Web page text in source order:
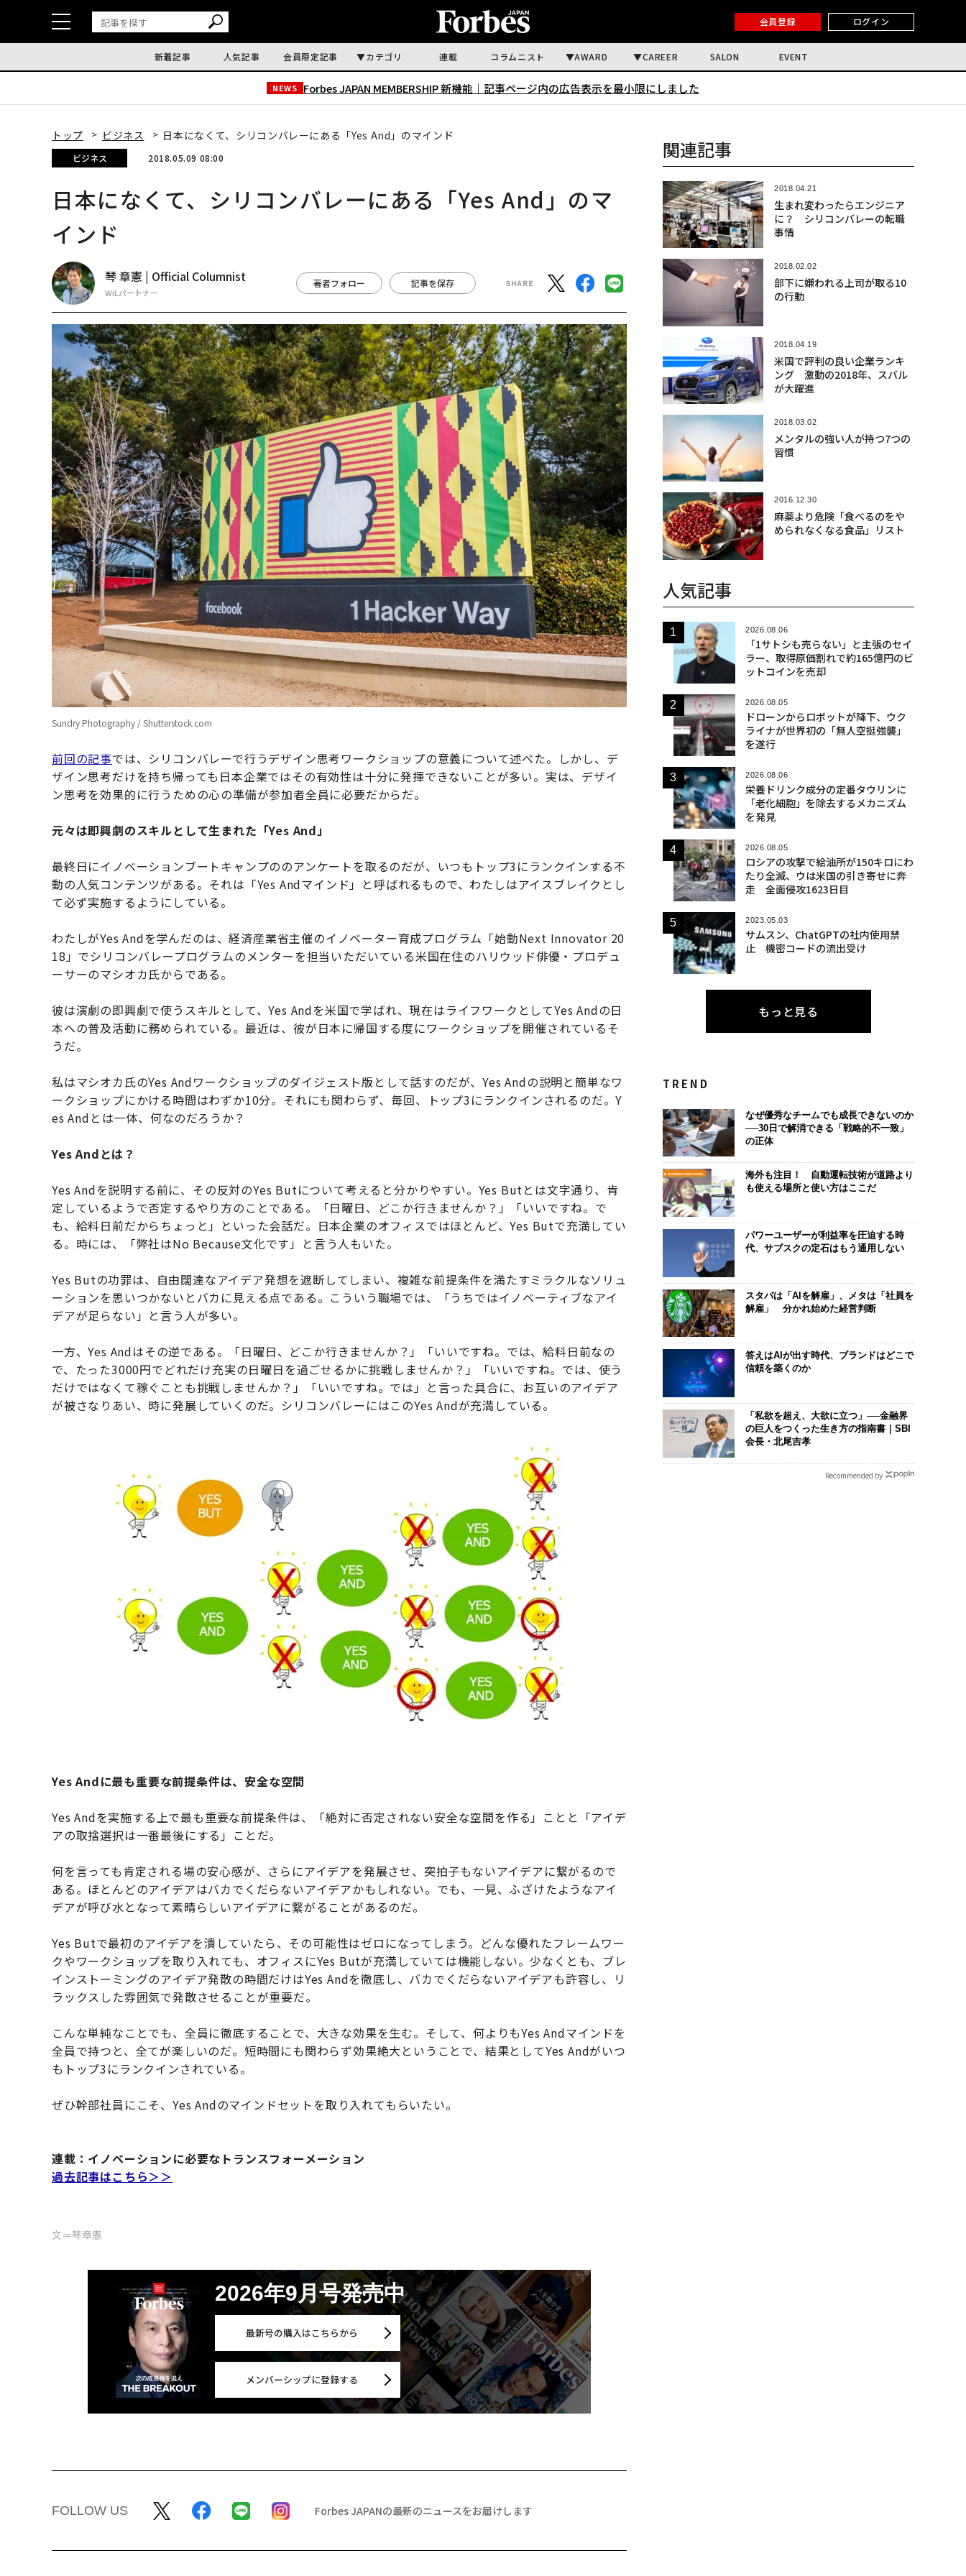
会員登録 ログイン
新着記事 人気記事 会員限定記事 カテゴリ 連載 コラムニスト AWARD CAREER SALON EVENT
NEWS Forbes JAPAN MEMBERSHIP 新機能｜ 記事ページ内の広告表示を最小限にしました
トップ ビジネス 日本になくて、シリコンバレーにある「Yes And」のマインド
ビジネス 2018.05.09 08:00
日本になくて、シリコンバレーにある「Yes And」のマ
インド
琴 章憲 | Official Columnist
WiLパートナー
著者フォロー 記事を保存
Sundry Photography / Shutterstock.com
前回の記事では、シリコンバレーで行うデザイン思考ワークショップの意義について述べた。しかし、デ
ザイン思考だけを持ち帰っても日本企業ではその有効性は十分に発揮できないことが多い。実は、デザイ
ン思考を効果的に行うための心の準備が参加者全員に必要だからだ。
元々は即興劇のスキルとして生まれた「Yes And」
最終日にイノベーションブートキャンプののアンケートを取るのだが、いつもトップ3にランクインする不
動の人気コンテンツがある。それは「Yes Andマインド」と呼ばれるもので、わたしはアイスブレイクとし
て必ず実施するようにしている。
わたしがYes Andを学んだのは、経済産業省主催のイノベーター育成プログラム「始動Next Innovator 20
18」でシリコンバレープログラムのメンターを担当いただいている米国在住のハリウッド俳優・プロデュ
ーサーのマシオカ氏からである。
彼は演劇の即興劇で使うスキルとして、Yes Andを米国で学ばれ、現在はライフワークとしてYes Andの日
本への普及活動に務められている。最近は、彼が日本に帰国する度にワークショップを開催されているそ
うだ。
私はマシオカ氏のYes Andワークショップのダイジェスト版として話すのだが、Yes Andの説明と簡単なワ
ークショップにかける時間はわずか10分。それにも関わらず、毎回、トップ3にランクインされるのだ。Y
es Andとは一体、何なのだろうか？
Yes Andとは？
Yes Andを説明する前に、その反対のYes Butについて考えると分かりやすい。Yes Butとは文字通り、肯
定しているようで否定するやり方のことである。「日曜日、どこか行きませんか？」「いいですね。で
も、給料日前だからちょっと」といった会話だ。日本企業のオフィスではほとんど、Yes Butで充満してい
る。時には、「弊社はNo Because文化です」と言う人もいた。
Yes Butの功罪は、自由闊達なアイデア発想を遮断してしまい、複雑な前提条件を満たすミラクルなソリュ
ーションを思いつかないとバカに見える点である。こういう職場では、「うちではイノベーティブなアイ
デアが足らない」と言う人が多い。
一方、Yes Andはその逆である。「日曜日、どこか行きませんか？」「いいですね。では、給料日前なの
で、たった3000円でどれだけ充実の日曜日を過ごせるかに挑戦しませんか？」「いいですね。では、使う
だけではなくて稼ぐことも挑戦しませんか？」「いいですね。では」と言った具合に、お互いのアイデア
が被さなりあい、時に発展していくのだ。シリコンバレーにはこのYes Andが充満している。
Yes Andに最も重要な前提条件は、安全な空間
Yes Andを実施する上で最も重要な前提条件は、「絶対に否定されない安全な空間を作る」ことと「アイデ
アの取捨選択は一番最後にする」ことだ。
何を言っても肯定される場の安心感が、さらにアイデアを発展させ、突拍子もないアイデアに繋がるので
ある。ほとんどのアイデアはバカでくだらないアイデアかもしれない。でも、一見、ふざけたようなアイ
デアが呼び水となって素晴らしいアイデアに繋がることがあるのだ。
Yes Butで最初のアイデアを潰していたら、その可能性はゼロになってしまう。どんな優れたフレームワー
クやワークショップを取り入れても、オフィスにYes Butが充満していては機能しない。少なくとも、ブレ
インストーミングのアイデア発散の時間だけはYes Andを徹底し、バカでくだらないアイデアも許容し、リ
ラックスした雰囲気で発散させることが重要だ。
こんな単純なことでも、全員に徹底することで、大きな効果を生む。そして、何よりもYes Andマインドを
全員で持つと、全てが楽しいのだ。短時間にも関わらず効果絶大ということで、結果としてYes Andがいつ
もトップ3にランクインされている。
ぜひ幹部社員にこそ、Yes Andのマインドセットを取り入れてもらいたい。
連載：イノベーションに必要なトランスフォーメーション
過去記事はこちら＞＞
文＝琴章憲
2026年9月号発売中
最新号の購入はこちらから
メンバーシップに登録する
FOLLOW US Forbes JAPANの最新のニュースをお届けします
関連記事
2018.04.21
生まれ変わったらエンジニア
に？ シリコンバレーの転職
事情
2018.02.02
部下に嫌われる上司が取る10
の行動
2018.04.19
米国で評判の良い企業ランキ
ング 激動の2018年、スバル
が大躍進
2018.03.02
メンタルの強い人が持つ7つの
習慣
2016.12.30
麻薬より危険「食べるのをや
められなくなる食品」リスト
人気記事
2026.08.06
「1サトシも売らない」と主張のセイ
ラー、取得原価割れで約165億円のビ
ットコインを売却
2026.08.05
ドローンからロボットが降下、ウク
ライナが世界初の「無人空挺強襲」
を遂行
2026.08.06
栄養ドリンク成分の定番タウリンに
「老化細胞」を除去するメカニズム
を発見
2026.08.05
ロシアの攻撃で給油所が150キロにわ
たり全滅、ウは米国の引き寄せに奔
走 全面侵攻1623日目
2023.05.03
サムスン、ChatGPTの社内使用禁
止 機密コードの流出受け
もっと見る
TREND
なぜ優秀なチームでも成長できないのか
──30日で解消できる「戦略的不一致」
の正体
海外も注目！ 自動運転技術が道路より
も使える場所と使い方はここだ
パワーユーザーが利益率を圧迫する時
代、サブスクの定石はもう通用しない
スタバは「AIを解雇」、メタは「社員を
解雇」 分かれ始めた経営判断
答えはAIが出す時代、ブランドはどこで
信頼を築くのか
「私欲を超え、大欲に立つ」──金融界
の巨人をつくった生き方の指南書｜SBI
会長・北尾吉孝
Recommended by